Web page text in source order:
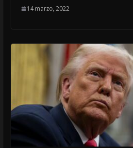
14 marzo, 2022